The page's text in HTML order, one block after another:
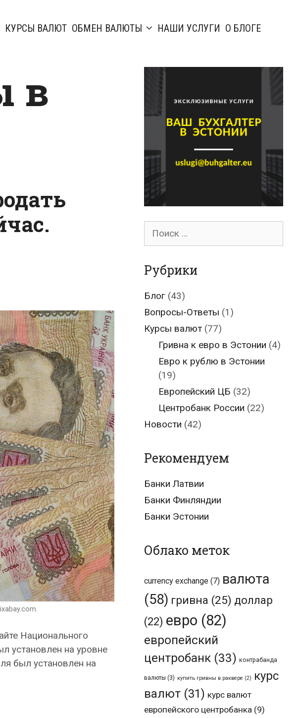
КУРСЫ ВАЛЮТ ОБМЕН ВАЛЮТЫ НАШИ УСЛУГИ О БЛОГЕ
в
Национального
установлен на уровне
был установлен на
Поиск
Рубрики
Блог (43)
Вопросы-Ответы (1)
Курсы валют (77)
Гривна к евро в Эстонии (4)
Евро к рублю в Эстонии
(19)
Европейский ЦБ (32)
Центробанк России (22)
Новости (42)
Рекомендуем
Банки Латвии
Банки Финляндии
Банки Эстонии
Облако меток
currency exchange (7) валюта
(58) гривна (25) доллар
(22) евро (82)
европейский
центробанк (33) контрабанда
валюты (3) купить гривны в раквере (2)
курс
валют (31) курс валют
европейского центробанка (9)